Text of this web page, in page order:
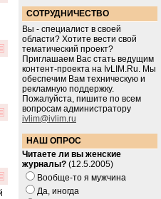
СОТРУДНИЧЕСТВО
Вы - специалист в своей
области? Хотите вести свой
тематический проект?
Приглашаем Вас стать ведущим
контент-проекта на IvLIM.Ru. Мы
обеспечим Вам техническую и
рекламную поддержку.
Пожалуйста, пишите по всем
вопросам администратору
ivlim@ivlim.ru
НАШ ОПРОС
Читаете ли вы женские
журналы? (12.5.2005)
Вообще-то я мужчина
Да, иногда